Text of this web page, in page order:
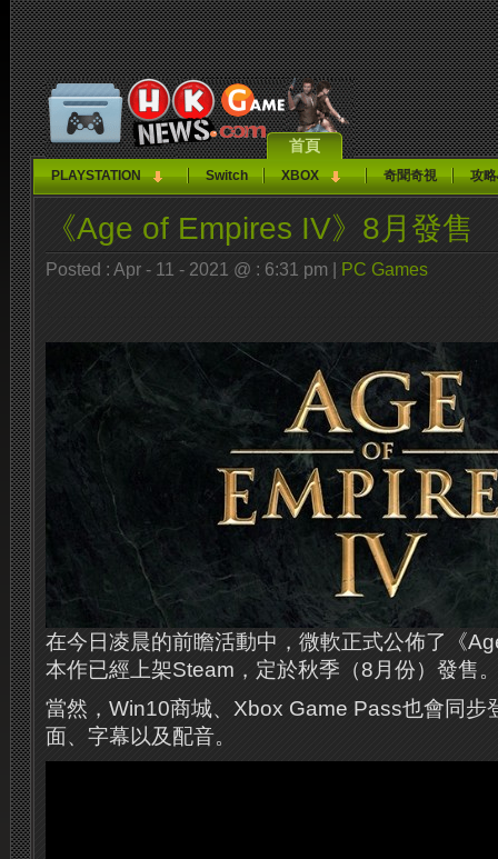
首頁
PLAYSTATION Switch XBOX 奇聞奇視 攻
《Age of Empires IV》8月發售
Posted : Apr - 11 - 2021 @ : 6:31 pm | PC Games
在今日凌晨的前瞻活動中，微軟正式公佈了《
本作已經上架Steam，定於秋季（8月份）發售
當然，Win10商城、Xbox Game Pass也會同步
面、字幕以及配音。